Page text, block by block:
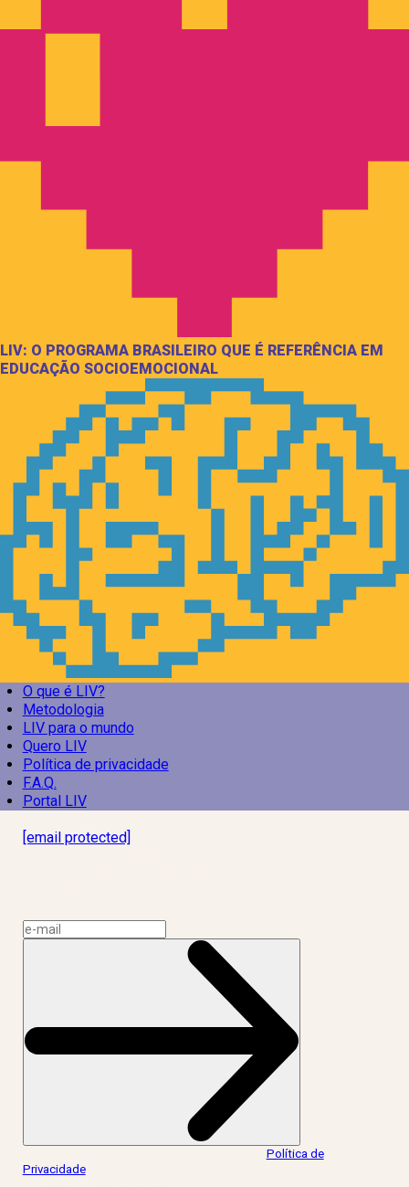
LIV: O PROGRAMA BRASILEIRO QUE É REFERÊNCIA EM
EDUCAÇÃO SOCIOEMOCIONAL
O que é LIV?
Metodologia
LIV para o mundo
Quero LIV
Política de privacidade
F.A.Q.
Portal LIV
[email protected]
Política de
Privacidade.